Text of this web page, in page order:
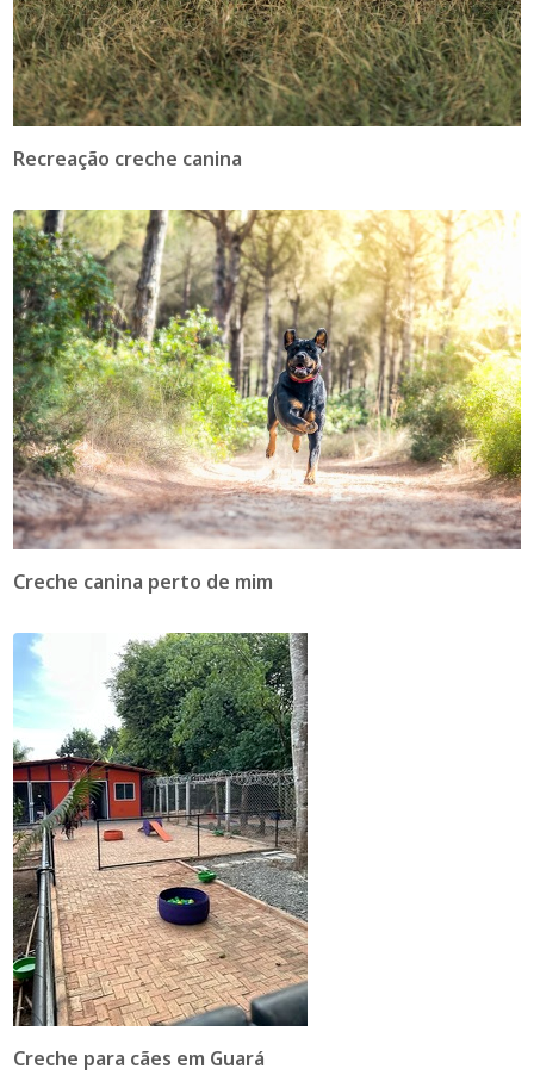
Recreação creche canina
Creche canina perto de mim
Creche para cães em Guará